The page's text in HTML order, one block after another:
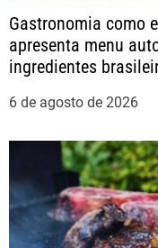
Gastronomia como
apresenta menu
ingredientes
6 de agosto de 2026